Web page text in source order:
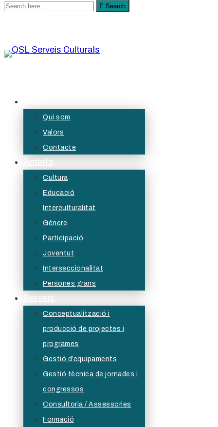
Search
Search
projectes de servei públic des de les àrees de
la cultura, l’educació, la participació i les diversitats.
Qui som
Valors
Contacte
Àmbits
Cultura
Educació
Interculturalitat
Gènere
Participació
Joventut
Interseccionalitat
Persones grans
Serveis
Conceptualització i
producció de projectes i
programes
Gestió d’equipaments
Gestió tècnica de jornades i
congressos
Consultoria / Assessories
Formació